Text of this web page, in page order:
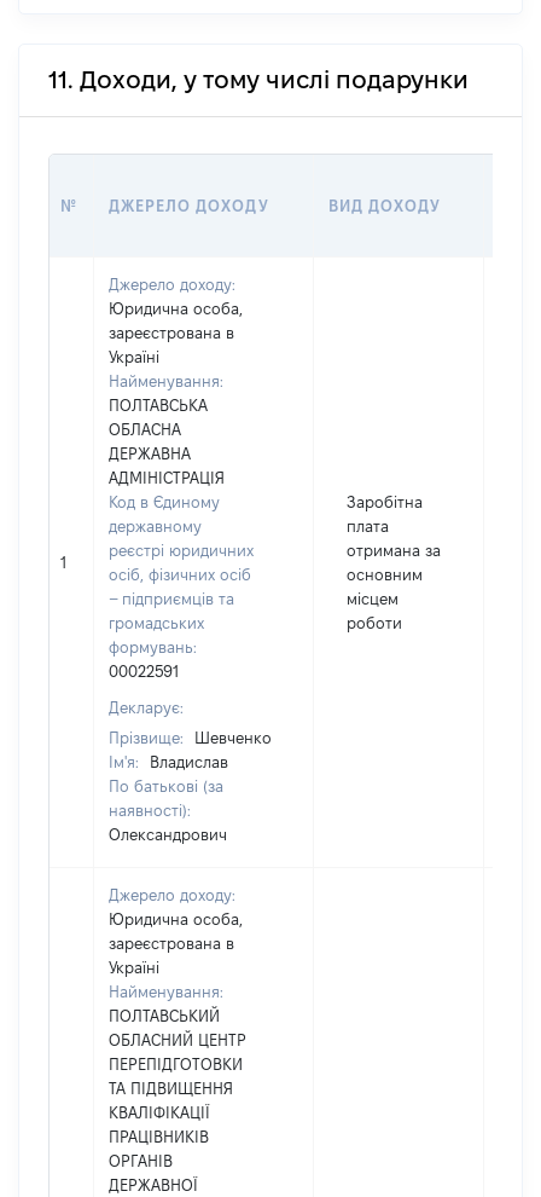
11. Доходи, у тому числі подарунки
№ ДЖЕРЕЛО ДОХОДУ ВИД ДОХОДУ
1
Джерело доходу:
Юридична особа,
зареєстрована в
Україні
Найменування:
ПОЛТАВСЬКА
ОБЛАСНА
ДЕРЖАВНА
АДМІНІСТРАЦІЯ
Код в Єдиному
державному
реєстрі юридичних
осіб, фізичних осіб
– підприємців та
громадських
формувань:
00022591
Декларує:
Прізвище:
Шевченко
Ім'я:
Владислав
По батькові (за
наявності):
Олександрович
Заробітна
плата
отримана за
основним
місцем
роботи
Джерело доходу:
Юридична особа,
зареєстрована в
Україні
Найменування:
ПОЛТАВСЬКИЙ
ОБЛАСНИЙ ЦЕНТР
ПЕРЕПІДГОТОВКИ
ТА ПІДВИЩЕННЯ
КВАЛІФІКАЦІЇ
ПРАЦІВНИКІВ
ОРГАНІВ
ДЕРЖАВНОЇ